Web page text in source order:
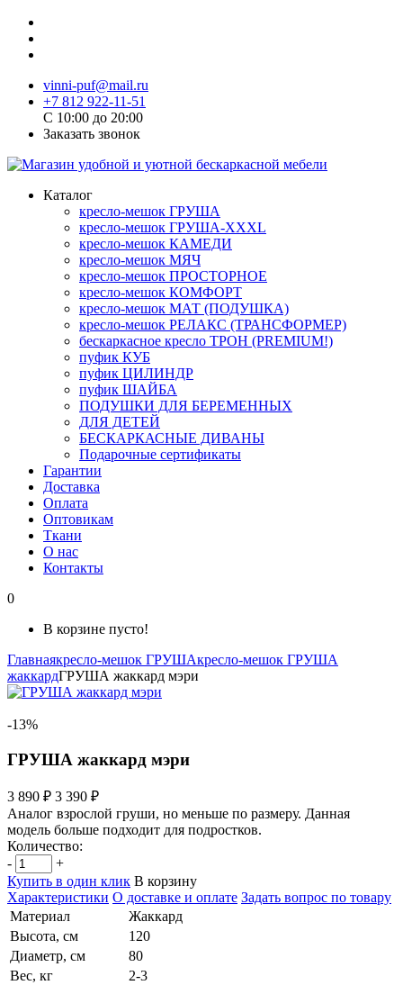
vinni-puf@mail.ru
+7 812 922-11-51
C 10:00 до 20:00
Заказать звонок
Каталог
кресло-мешок ГРУША
кресло-мешок ГРУША-XXXL
кресло-мешок КАМЕДИ
кресло-мешок МЯЧ
кресло-мешок ПРОСТОРНОЕ
кресло-мешок КОМФОРТ
кресло-мешок МАТ (ПОДУШКА)
кресло-мешок РЕЛАКС (ТРАНСФОРМЕР)
бескаркасное кресло ТРОН (PREMIUM!)
пуфик КУБ
пуфик ЦИЛИНДР
пуфик ШАЙБА
ПОДУШКИ ДЛЯ БЕРЕМЕННЫХ
ДЛЯ ДЕТЕЙ
БЕСКАРКАСНЫЕ ДИВАНЫ
Подарочные сертификаты
Гарантии
Доставка
Оплата
Оптовикам
Ткани
О нас
Контакты
0
В корзине пусто!
Главнаякресло-мешок ГРУШАкресло-мешок ГРУША
жаккардГРУША жаккард мэри
-13%
ГРУША жаккард мэри
3 890 ₽ 3 390 ₽
Аналог взрослой груши, но меньше по размеру. Данная
модель больше подходит для подростков.
Количество:
-
+
Купить в один клик В корзину
Характеристики О доставке и оплате Задать вопрос по товару
Материал
Жаккард
Высота, см
120
Диаметр, см
80
Вес, кг
2-3